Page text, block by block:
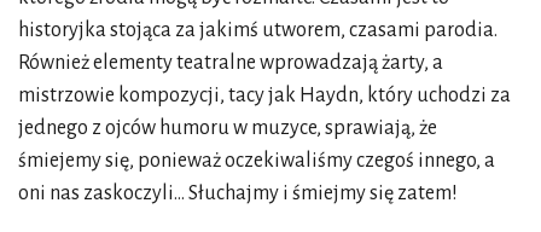
historyjka stojąca za jakimś utworem, czasami parodia.
Również elementy teatralne wprowadzają żarty, a
mistrzowie kompozycji, tacy jak Haydn, który uchodzi za
jednego z ojców humoru w muzyce, sprawiają, że
śmiejemy się, ponieważ oczekiwaliśmy czegoś innego, a
oni nas zaskoczyli… Słuchajmy i śmiejmy się zatem!